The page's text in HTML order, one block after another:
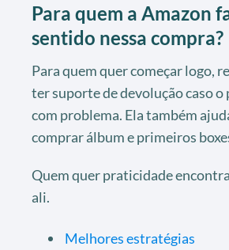
Para quem a Amazon
sentido nessa compra?
Para quem quer começar logo,
ter suporte de devolução caso o
com problema. Ela também
comprar álbum e primeiros
Quem quer praticidade
ali.
Melhores estratégias